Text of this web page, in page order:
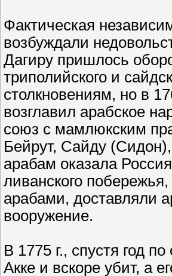
Фактическая
возбуждали
Дагиру пришлось
триполийского и
столкновениям, но в
возглавил арабское
союз с мамлюкским
Бейрут, Сайду
арабам оказала
ливанского
арабами, доставляли
вооружение.
В 1775 г., спустя год
Акке и вскоре убит, а